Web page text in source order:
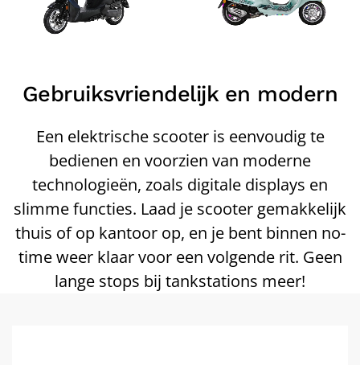
Gebruiksvriendelijk en modern
Een elektrische scooter is eenvoudig te
bedienen en voorzien van moderne
technologieën, zoals digitale displays en
slimme functies. Laad je scooter gemakkelijk
thuis of op kantoor op, en je bent binnen no-
time weer klaar voor een volgende rit. Geen
lange stops bij tankstations meer!